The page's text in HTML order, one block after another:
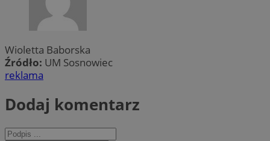
Wioletta Baborska
Źródło: UM Sosnowiec
reklama
Dodaj komentarz